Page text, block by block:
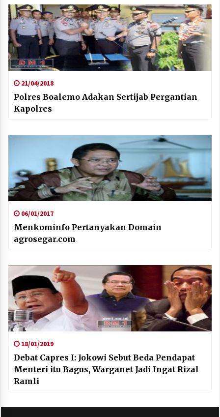
21/04/2018
Polres Boalemo Adakan Sertijab Pergantian
Kapolres
06/01/2017
Menkominfo Pertanyakan Domain
agrosegar.com
18/01/2019
Debat Capres I: Jokowi Sebut Beda Pendapat
Menteri itu Bagus, Warganet Jadi Ingat Rizal
Ramli